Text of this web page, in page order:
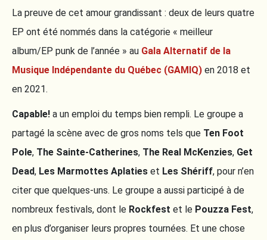
La preuve de cet amour grandissant : deux de leurs quatre
EP ont été nommés dans la catégorie « meilleur
album/EP punk de l’année » au Gala Alternatif de la
Musique Indépendante du Québec (GAMIQ) en 2018 et
en 2021.
Capable! a un emploi du temps bien rempli. Le groupe a
partagé la scène avec de gros noms tels que Ten Foot
Pole, The Sainte-Catherines, The Real McKenzies, Get
Dead, Les Marmottes Aplaties et Les Shériff, pour n’en
citer que quelques-uns. Le groupe a aussi participé à de
nombreux festivals, dont le Rockfest et le Pouzza Fest,
en plus d’organiser leurs propres tournées. Et une chose